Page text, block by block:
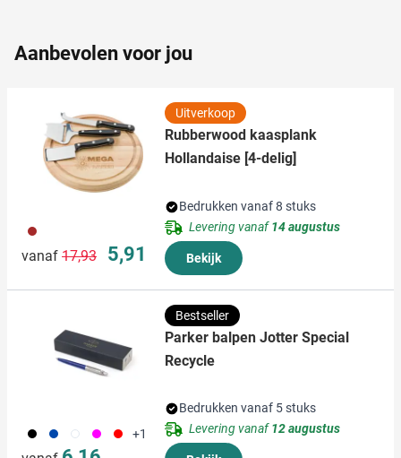
verzameld op basis van uw gebruik van hun services.
Aanbevolen voor jou
011
vanaf Normale prijs
17,93 Speciale prijs
5,91
Uitverkoop
Rubberwood kaasplank
Hollandaise [4-delig]
Bedrukken vanaf 8 stuks
Levering vanaf14 augustus
Bekijk
001 023 002 117 008 +1
Bestseller
Parker balpen Jotter Special
Recycle
Bedrukken vanaf 5 stuks
Levering vanaf12 augustus